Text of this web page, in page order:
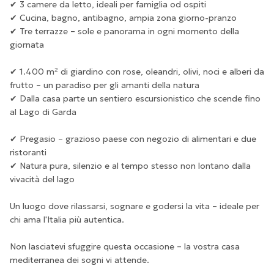
✔ 3 camere da letto, ideali per famiglia od ospiti
✔ Cucina, bagno, antibagno, ampia zona giorno-pranzo
✔ Tre terrazze – sole e panorama in ogni momento della
giornata
✔ 1.400 m² di giardino con rose, oleandri, olivi, noci e alberi da
frutto – un paradiso per gli amanti della natura
✔ Dalla casa parte un sentiero escursionistico che scende fino
al Lago di Garda
✔ Pregasio – grazioso paese con negozio di alimentari e due
ristoranti
✔ Natura pura, silenzio e al tempo stesso non lontano dalla
vivacità del lago
Un luogo dove rilassarsi, sognare e godersi la vita – ideale per
chi ama l'Italia più autentica.
Non lasciatevi sfuggire questa occasione – la vostra casa
mediterranea dei sogni vi attende.